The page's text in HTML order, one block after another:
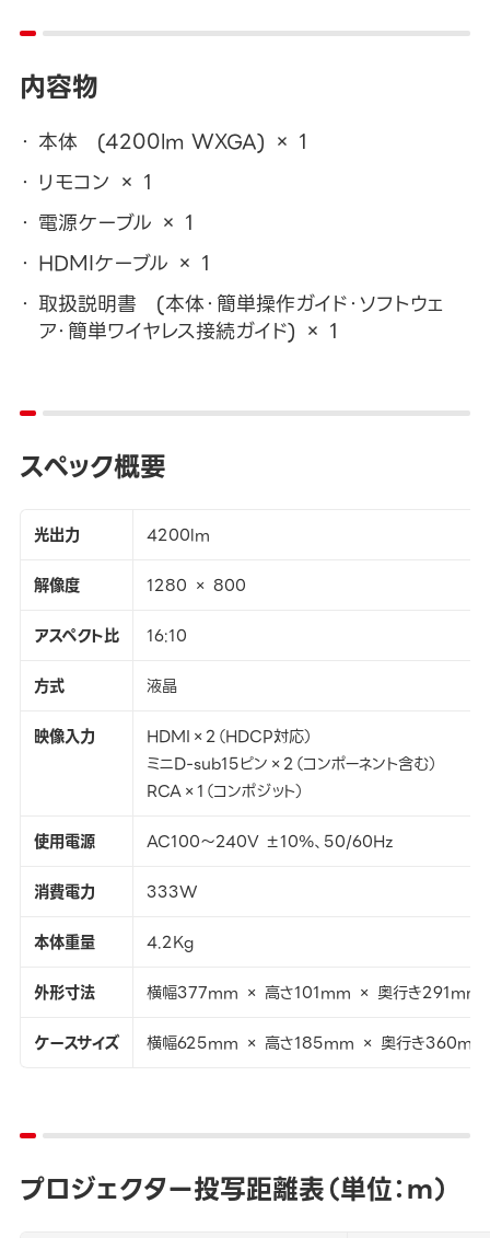
内容物
本体 (4200lm WXGA) × 1
リモコン × 1
電源ケーブル × 1
HDMIケーブル × 1
取扱説明書 (本体・簡単操作ガイド・ソフトウェ
ア・簡単ワイヤレス接続ガイド) × 1
スペック概要
光出力
4200lm
解像度
1280 × 800
アスペクト比
16:10
方式
液晶
映像入力
HDMI×2（HDCP対応）
ミニD-sub15ピン×2（コンポーネント含む）
RCA×1（コンポジット）
使用電源
AC100～240V ±10％、50/60Hz
消費電力
333W
本体重量
4.2Kg
外形寸法
横幅377mm × 高さ101mm × 奥行き291mm
ケースサイズ
横幅625mm × 高さ185mm × 奥行き360mm
プロジェクター投写距離表（単位：ｍ）